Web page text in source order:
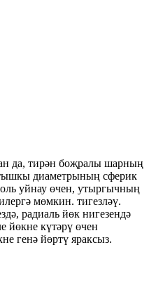
да, тирән боҗралы шарның
диаметрының сферик
уйнау өчен, утыргычның
мөмкин. тигезләү.
радиаль йөк нигезендә
йөкне күтәрү өчен
генә йөртү яраксыз.